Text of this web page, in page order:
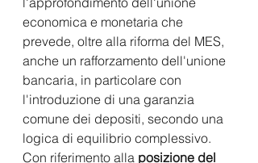
economica e monetaria che
prevede, oltre alla riforma del MES,
anche un rafforzamento dell'unione
bancaria, in particolare con
l'introduzione di una garanzia
comune dei depositi, secondo una
logica di equilibrio complessivo.
Con riferimento alla posizione del